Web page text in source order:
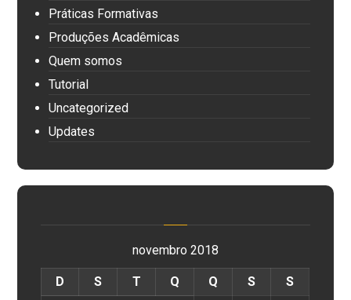
Práticas Formativas
Produções Acadêmicas
Quem somos
Tutorial
Uncategorized
Updates
novembro 2018
D S T Q Q S
S